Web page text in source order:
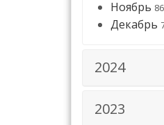
Ноябрь 86
Декабрь
2024
2023